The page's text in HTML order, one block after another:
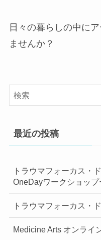
日々の暮らしの中に
ませんか？
最近の投稿
トラウマフォーカス・
OneDayワークショップ
トラウマフォーカス・
Medicine Arts オンライ